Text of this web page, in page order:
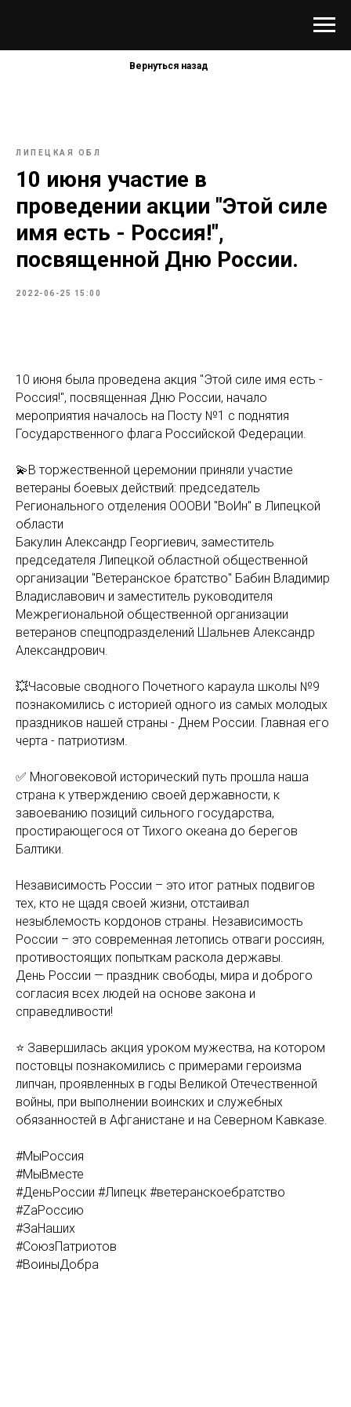
Вернуться назад
ЛИПЕЦКАЯ ОБЛ
10 июня участие в
проведении акции "Этой силе
имя есть - Россия!",
посвященной Дню России.
2022-06-25 15:00
10 июня была проведена акция "Этой силе имя есть -
Россия!", посвященная Дню России, начало
мероприятия началось на Посту №1 с поднятия
Государственного флага Российской Федерации.
💫В торжественной церемонии приняли участие
ветераны боевых действий: председатель
Регионального отделения ОООВИ "ВоИн" в Липецкой
области
Бакулин Александр Георгиевич, заместитель
председателя Липецкой областной общественной
организации "Ветеранское братство" Бабин Владимир
Владиславович и заместитель руководителя
Межрегиональной общественной организации
ветеранов спецподразделений Шальнев Александр
Александрович.
💥Часовые сводного Почетного караула школы №9
познакомились с историей одного из самых молодых
праздников нашей страны - Днем России. Главная его
черта - патриотизм.
✅ Многовековой исторический путь прошла наша
страна к утверждению своей державности, к
завоеванию позиций сильного государства,
простирающегося от Тихого океана до берегов
Балтики.
Независимость России – это итог ратных подвигов
тех, кто не щадя своей жизни, отстаивал
незыблемость кордонов страны. Независимость
России – это современная летопись отваги россиян,
противостоящих попыткам раскола державы.
День России — праздник свободы, мира и доброго
согласия всех людей на основе закона и
справедливости!
⭐ Завершилась акция уроком мужества, на котором
постовцы познакомились с примерами героизма
липчан, проявленных в годы Великой Отечественной
войны, при выполнении воинских и служебных
обязанностей в Афганистане и на Северном Кавказе.
#МыРоссия
#МыВместе
#ДеньРоссии #Липецк #ветеранскоебратство
#ZаРоссию
#ЗаНаших
#СоюзПатриотов
#ВоиныДобра